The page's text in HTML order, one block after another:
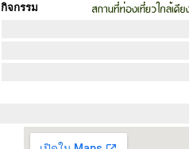
กิจกรรม